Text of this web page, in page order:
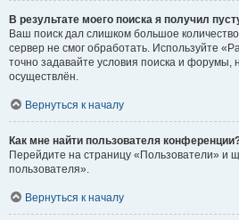
В результате моего поиска я получил
Ваш поиск дал слишком большое
сервер не смог обработать. Используйте
точно задавайте условия поиска и форумы,
осуществлён.
Вернуться к началу
Как мне найти пользователя
Перейдите на страницу «Пользователи» и
пользователя».
Вернуться к началу